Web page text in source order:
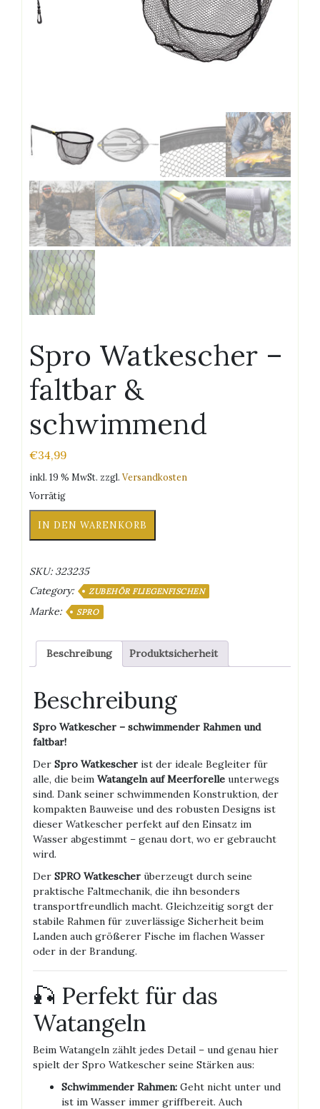
Spro Watkescher –
faltbar &
schwimmend
€34,99
inkl. 19 % MwSt. zzgl. Versandkosten
Vorrätig
Watkescher
&
schwimmend
Menge
IN DEN WARENKORB
SKU: 323235
Category:
ZUBEHÖR FLIEGENFISCHEN
Marke: SPRO
Beschreibung Produktsicherheit
Beschreibung
Spro Watkescher – schwimmender Rahmen und
faltbar!
Der Spro Watkescher ist der ideale Begleiter für
alle, die beim Watangeln auf Meerforelle unterwegs
sind. Dank seiner schwimmenden Konstruktion, der
kompakten Bauweise und des robusten Designs ist
dieser Watkescher perfekt auf den Einsatz im
Wasser abgestimmt – genau dort, wo er gebraucht
wird.
Der SPRO Watkescher überzeugt durch seine
praktische Faltmechanik, die ihn besonders
transportfreundlich macht. Gleichzeitig sorgt der
stabile Rahmen für zuverlässige Sicherheit beim
Landen auch größerer Fische im flachen Wasser
oder in der Brandung.
🎣 Perfekt für das
Watangeln
Beim Watangeln zählt jedes Detail – und genau hier
spielt der Spro Watkescher seine Stärken aus:
Schwimmender Rahmen: Geht nicht unter und
ist im Wasser immer griffbereit. Auch